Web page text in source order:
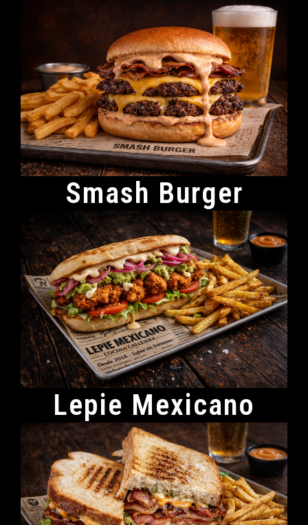
Smash Burger
Lepie Mexicano